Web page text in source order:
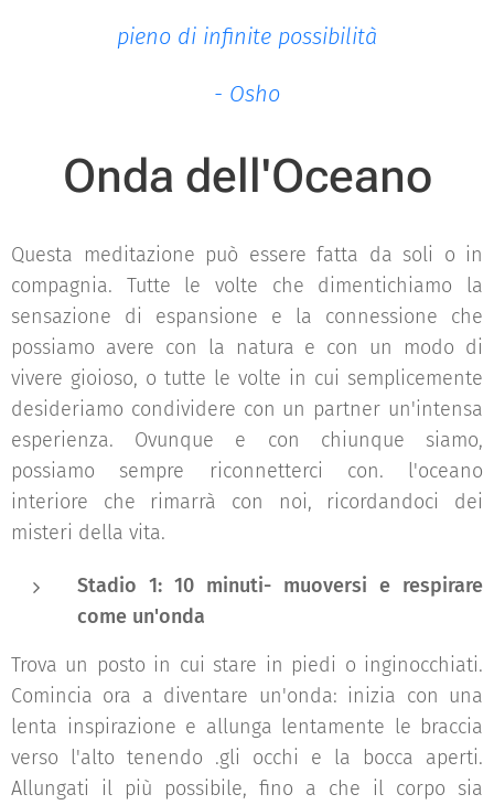
pieno di infinite possibilità
- Osho
Onda dell'Oceano
Questa meditazione può essere fatta da soli o in
compagnia. Tutte le volte che dimentichiamo la
sensazione di espansione e la connessione che
possiamo avere con la natura e con un modo di
vivere gioioso, o tutte le volte in cui semplicemente
desideriamo condividere con un partner un'intensa
esperienza. Ovunque e con chiunque siamo,
possiamo sempre riconnetterci con. l'oceano
interiore che rimarrà con noi, ricordandoci dei
misteri della vita.
Stadio 1: 10 minuti- muoversi e respirare
come un'onda
Trova un posto in cui stare in piedi o inginocchiati.
Comincia ora a diventare un'onda: inizia con una
lenta inspirazione e allunga lentamente le braccia
verso l'alto tenendo .gli occhi e la bocca aperti.
Allungati il più possibile, fino a che il corpo sia